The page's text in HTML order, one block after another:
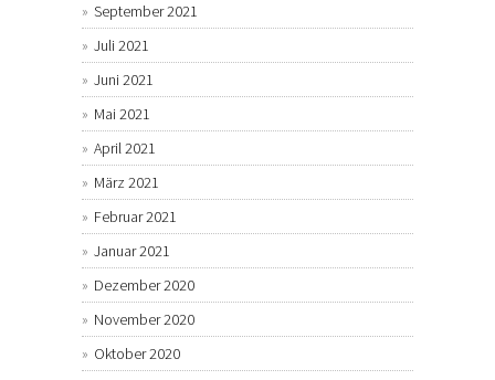
September 2021
Juli 2021
Juni 2021
Mai 2021
April 2021
März 2021
Februar 2021
Januar 2021
Dezember 2020
November 2020
Oktober 2020